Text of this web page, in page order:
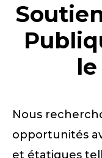
Nous
opportunités
et étatiques